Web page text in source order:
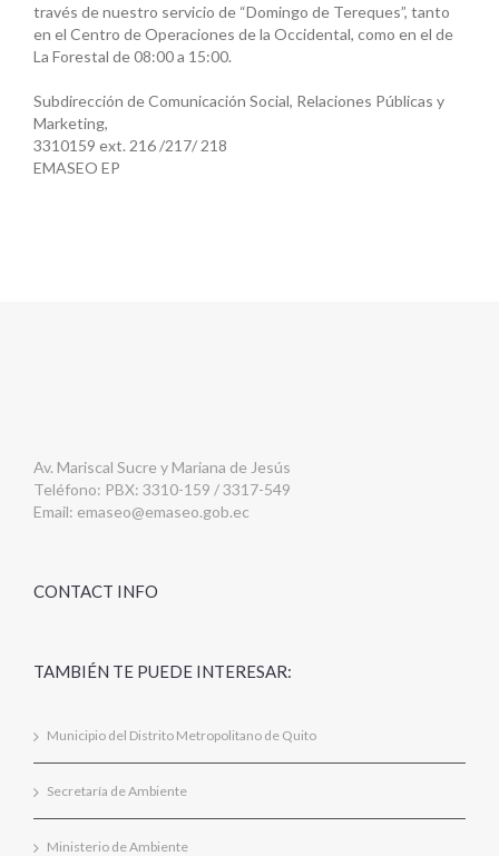
través de nuestro servicio de “Domingo de Tereques”, tanto
en el Centro de Operaciones de la Occidental, como en el de
La Forestal de 08:00 a 15:00.
Subdirección de Comunicación Social, Relaciones Públicas y
Marketing,
3310159 ext. 216 /217/ 218
EMASEO EP
Av. Mariscal Sucre y Mariana de Jesús
Teléfono: PBX: 3310-159 / 3317-549
Email: emaseo@emaseo.gob.ec
CONTACT INFO
TAMBIÉN TE PUEDE INTERESAR:
Municipio del Distrito Metropolitano de Quito
Secretaría de Ambiente
Ministerio de Ambiente